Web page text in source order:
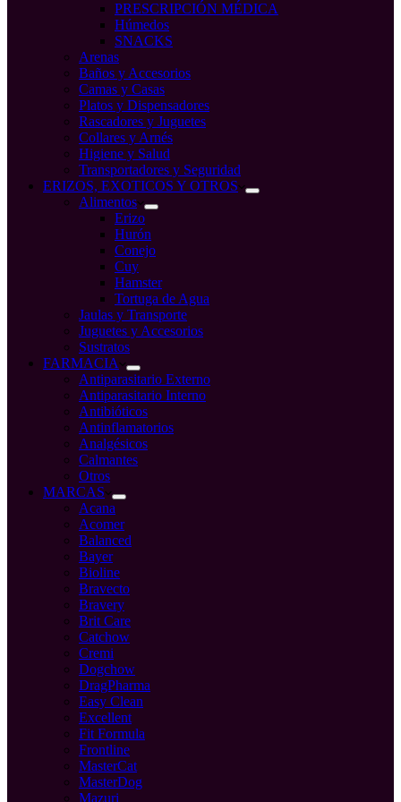
PRESCRIPCIÓN MÉDICA
Húmedos
SNACKS
Arenas
Baños y Accesorios
Camas y Casas
Platos y Dispensadores
Rascadores y Juguetes
Collares y Arnés
Higiene y Salud
Transportadores y Seguridad
ERIZOS, EXOTICOS Y OTROS
Alimentos
Erizo
Hurón
Conejo
Cuy
Hamster
Tortuga de Agua
Jaulas y Transporte
Juguetes y Accesorios
Sustratos
FARMACIA
Antiparasitario Externo
Antiparasitario Interno
Antibióticos
Antinflamatorios
Analgésicos
Calmantes
Otros
MARCAS
Acana
Acomer
Balanced
Bayer
Bioline
Bravecto
Bravery
Brit Care
Catchow
Cremi
Dogchow
DragPharma
Easy Clean
Excellent
Fit Formula
Frontline
MasterCat
MasterDog
Mazuri